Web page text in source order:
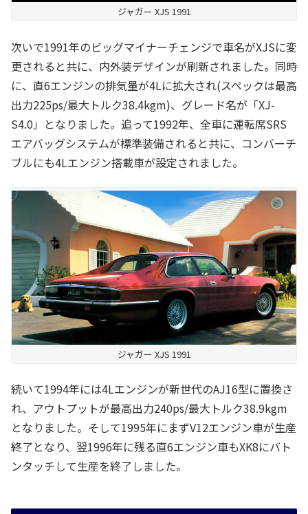
ジャガー XJS 1991
次いで1991年のビッグマイナーチェンジで車名がXJSに変
更されると共に、内外装デザインが刷新されました。同時
に、直6エンジンの排気量が4Lに拡大され(スペックは最高
出力225ps/最大トルク38.4kgm)、グレード名が「XJ-
S4.0」となりました。追って1992年、全車に運転席SRS
エアバッグシステムが標準装備されると共に、コンバーチ
ブルにも4Lエンジン搭載車が設定されました。
ジャガー XJS 1991
続いて1994年には4Lエンジンが新世代のAJ16型に置換さ
れ、アウトプットが最高出力240ps/最大トルク38.9kgm
となりました。そして1995年にまずV12エンジン車が生産
終了となり、翌1996年に残る直6エンジン車もXK8にバト
ンタッチして生産を終了しました。